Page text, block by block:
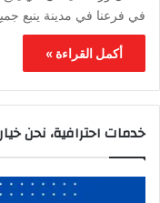
في فرعنا في مدينة ينبع
أكمل القراءة »
خدمات احترافية، نحن